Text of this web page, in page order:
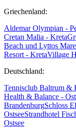
Griechenland:
Aldemar Olympian -
Cretan Malia - Kreta
Beach und Lyttos
Resort - KretaVillage
Deutschland:
Tennisclub Baltrum &
Health & Balance -
BrandenburgSchloss
OstseeStrandhotel
Ostsee